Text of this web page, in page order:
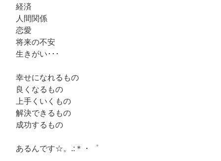
経済
人間関係
恋愛
将来の不安
生きがい･･･
幸せになれるもの
良くなるもの
上手くいくもの
解決できるもの
成功するもの
あるんです☆。.:＊・゜